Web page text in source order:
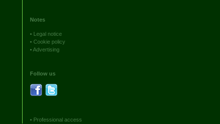
Notes
• Legal notice
• Cookie policy
•Advertising
Follow us
• Professional access